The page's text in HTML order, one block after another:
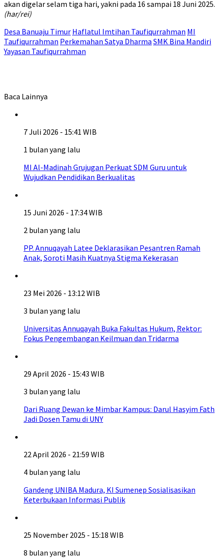
akan digelar selam tiga hari, yakni pada 16 sampai 18 Juni 2025.
(har/rei)
Desa Banuaju Timur Haflatul Imtihan Taufiqurrahman MI
Taufiqurrahman Perkemahan Satya Dharma SMK Bina Mandiri
Yayasan Taufiqurrahman
Baca Lainnya
7 Juli 2026 - 15:41 WIB
1 bulan yang lalu
MI Al-Madinah Grujugan Perkuat SDM Guru untuk
Wujudkan Pendidikan Berkualitas
15 Juni 2026 - 17:34 WIB
2 bulan yang lalu
PP. Annuqayah Latee Deklarasikan Pesantren Ramah
Anak, Soroti Masih Kuatnya Stigma Kekerasan
23 Mei 2026 - 13:12 WIB
3 bulan yang lalu
Universitas Annuqayah Buka Fakultas Hukum, Rektor:
Fokus Pengembangan Keilmuan dan Tridarma
29 April 2026 - 15:43 WIB
3 bulan yang lalu
Dari Ruang Dewan ke Mimbar Kampus: Darul Hasyim Fath
Jadi Dosen Tamu di UNY
22 April 2026 - 21:59 WIB
4 bulan yang lalu
Gandeng UNIBA Madura, KI Sumenep Sosialisasikan
Keterbukaan Informasi Publik
25 November 2025 - 15:18 WIB
8 bulan yang lalu